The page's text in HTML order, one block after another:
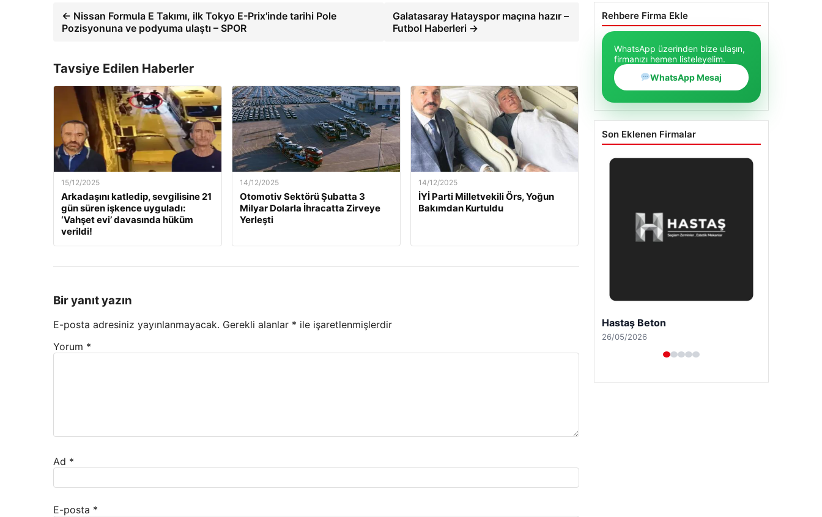
← Nissan Formula E Takımı, ilk Tokyo E-Prix'inde tarihi Pole
Pozisyonuna ve podyuma ulaştı – SPOR
Galatasaray Hatayspor maçına hazır –
Futbol Haberleri →
Tavsiye Edilen Haberler
15/12/2025
Arkadaşını katledip, sevgilisine 21
gün süren işkence uyguladı:
‘Vahşet evi’ davasında hüküm
verildi!
14/12/2025
Otomotiv Sektörü Şubatta 3
Milyar Dolarla İhracatta Zirveye
Yerleşti
14/12/2025
İYİ Parti Milletvekili Örs, Yoğun
Bakımdan Kurtuldu
Bir yanıt yazın
E-posta adresiniz yayınlanmayacak. Gerekli alanlar * ile işaretlenmişlerdir
Yorum *
Ad *
E-posta *
Rehbere Firma Ekle
WhatsApp üzerinden bize ulaşın,
firmanızı hemen listeleyelim.
WhatsApp Mesaj
Son Eklenen Firmalar
Enes Kaplan Avukatlık Bürosu
28/04/2026